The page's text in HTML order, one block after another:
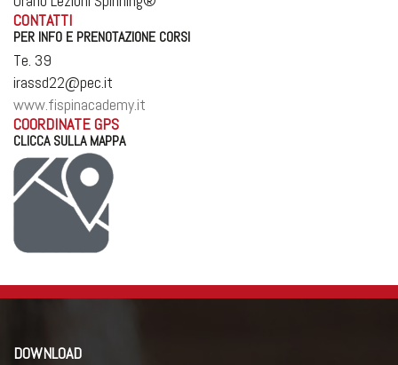
CONTATTI
PER INFO E PRENOTAZIONE CORSI
Te. 39
irassd22@pec.it
www.fispinacademy.it
COORDINATE GPS
CLICCA SULLA MAPPA
DOWNLOAD